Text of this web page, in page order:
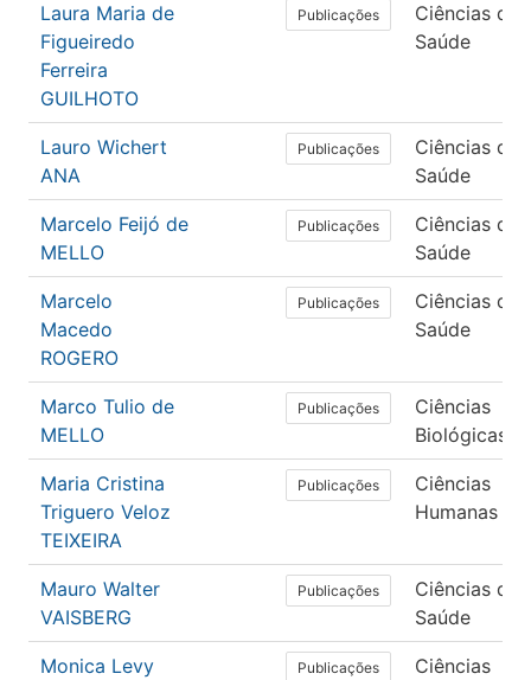
Laura Maria de
Figueiredo
Ferreira
GUILHOTO
Publicações
Ciências da
Saúde
Lauro Wichert
ANA
Publicações
Ciências da
Saúde
Marcelo Feijó de
MELLO
Publicações
Ciências da
Saúde
Marcelo
Macedo
ROGERO
Publicações
Ciências da
Saúde
Marco Tulio de
MELLO
Publicações
Ciências
Biológicas
Maria Cristina
Triguero Veloz
TEIXEIRA
Publicações
Ciências
Humanas
Mauro Walter
VAISBERG
Publicações
Ciências da
Saúde
Monica Levy
Publicações
Ciências